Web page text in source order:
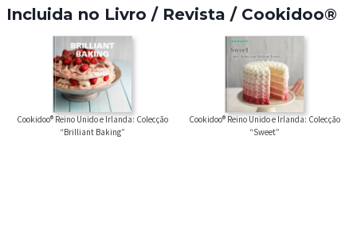
Incluida no Livro / Revista / Cookidoo®
Cookidoo® Reino Unido e Irlanda: Colecção
“Brilliant Baking”
Cookidoo® Reino Unido e Irlanda: Colecção
“Sweet”